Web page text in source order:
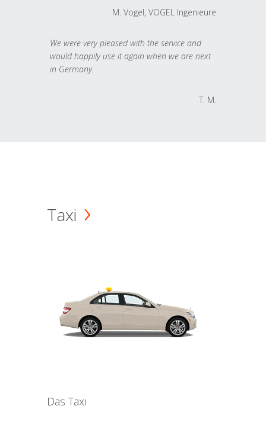
M. Vogel, VOGEL Ingenieure
We were very pleased with the service and
would happily use it again when we are next
in Germany.
T. M.
Taxi
Das Taxi